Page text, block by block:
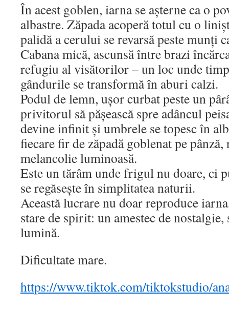
În acest goblen, iarna se așterne ca o
albastre. Zăpada acoperă totul cu o
palidă a cerului se revarsă peste munți
Cabana mică, ascunsă între brazi
refugiu al visătorilor – un loc unde
gândurile se transformă în aburi calzi.
Podul de lemn, ușor curbat peste un
privitorul să pășească spre adâncul
devine infinit și umbrele se topesc în
fiecare fir de zăpadă goblenat pe
melancolie luminoasă.
Este un tărâm unde frigul nu doare, ci
se regăsește în simplitatea naturii.
Această lucrare nu doar reproduce
stare de spirit: un amestec de
lumină.
Dificultate mare.
https://www.tiktok.com/tiktokstudio/